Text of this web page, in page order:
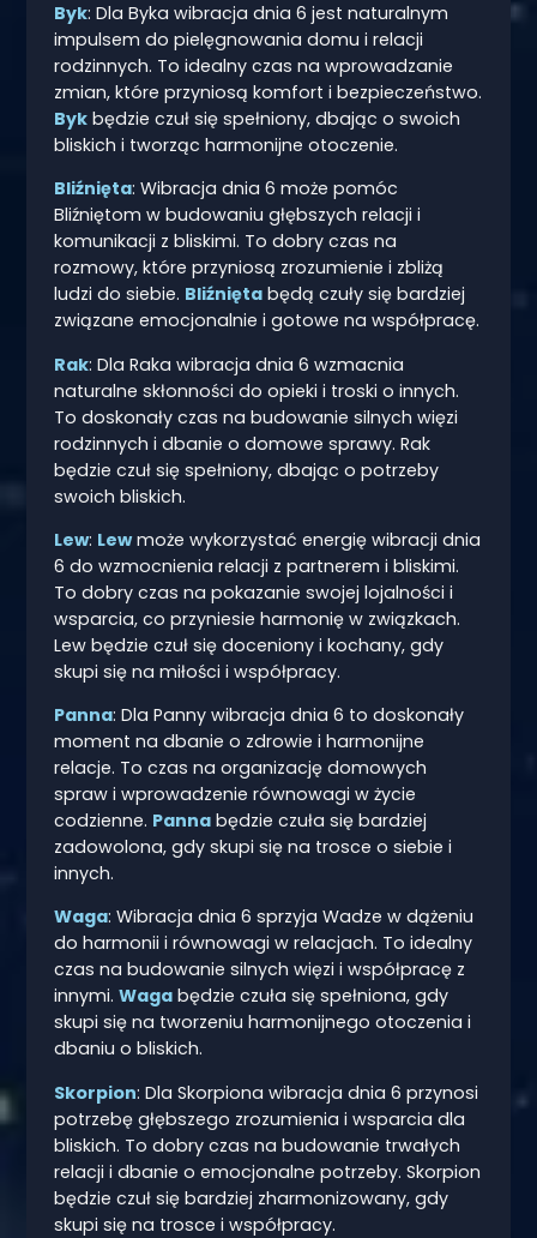
Byk: Dla Byka wibracja dnia 6 jest naturalnym
impulsem do pielęgnowania domu i relacji
rodzinnych. To idealny czas na wprowadzanie
zmian, które przyniosą komfort i bezpieczeństwo.
Bykbędzie czuł się spełniony, dbając o swoich
bliskich i tworząc harmonijne otoczenie.
Bliźnięta: Wibracja dnia 6 może pomóc
Bliźniętom w budowaniu głębszych relacji i
komunikacji z bliskimi. To dobry czas na
rozmowy, które przyniosą zrozumienie i zbliżą
ludzi do siebie. Bliźniętabędą czuły się bardziej
związane emocjonalnie i gotowe na współpracę.
Rak: Dla Raka wibracja dnia 6 wzmacnia
naturalne skłonności do opieki i troski o innych.
To doskonały czas na budowanie silnych więzi
rodzinnych i dbanie o domowe sprawy. Rak
będzie czuł się spełniony, dbając o potrzeby
swoich bliskich.
Lew: Lewmoże wykorzystać energię wibracji dnia
6 do wzmocnienia relacji z partnerem i bliskimi.
To dobry czas na pokazanie swojej lojalności i
wsparcia, co przyniesie harmonię w związkach.
Lew będzie czuł się doceniony i kochany, gdy
skupi się na miłości i współpracy.
Panna: Dla Panny wibracja dnia 6 to doskonały
moment na dbanie o zdrowie i harmonijne
relacje. To czas na organizację domowych
spraw i wprowadzenie równowagi w życie
codzienne. Pannabędzie czuła się bardziej
zadowolona, gdy skupi się na trosce o siebie i
innych.
Waga: Wibracja dnia 6 sprzyja Wadze w dążeniu
do harmonii i równowagi w relacjach. To idealny
czas na budowanie silnych więzi i współpracę z
innymi. Wagabędzie czuła się spełniona, gdy
skupi się na tworzeniu harmonijnego otoczenia i
dbaniu o bliskich.
Skorpion: Dla Skorpiona wibracja dnia 6 przynosi
potrzebę głębszego zrozumienia i wsparcia dla
bliskich. To dobry czas na budowanie trwałych
relacji i dbanie o emocjonalne potrzeby. Skorpion
będzie czuł się bardziej zharmonizowany, gdy
skupi się na trosce i współpracy.